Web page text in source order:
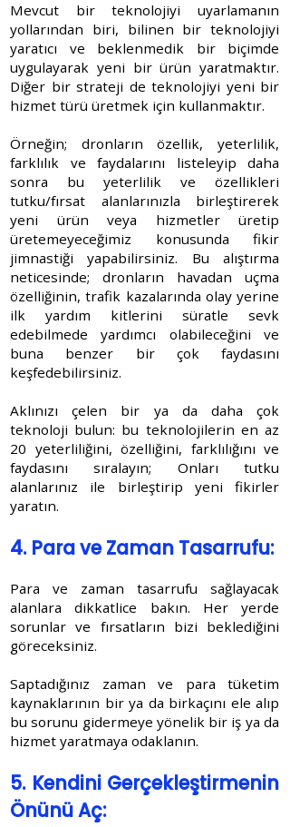
Mevcut bir teknolojiyi uyarlamanın
yollarından biri, bilinen bir teknolojiyi
yaratıcı ve beklenmedik bir biçimde
uygulayarak yeni bir ürün yaratmaktır.
Diğer bir strateji de teknolojiyi yeni bir
hizmet türü üretmek için kullanmaktır.
Örneğin; dronların özellik, yeterlilik,
farklılık ve faydalarını listeleyip daha
sonra bu yeterlilik ve özellikleri
tutku/fırsat alanlarınızla birleştirerek
yeni ürün veya hizmetler üretip
üretemeyeceğimiz konusunda fikir
jimnastiği yapabilirsiniz. Bu alıştırma
neticesinde; dronların havadan uçma
özelliğinin, trafik kazalarında olay yerine
ilk yardım kitlerini süratle sevk
edebilmede yardımcı olabileceğini ve
buna benzer bir çok faydasını
keşfedebilirsiniz.
Aklınızı çelen bir ya da daha çok
teknoloji bulun: bu teknolojilerin en az
20 yeterliliğini, özelliğini, farklılığını ve
faydasını sıralayın; Onları tutku
alanlarınız ile birleştirip yeni fikirler
yaratın.
4. Para ve Zaman Tasarrufu:
Para ve zaman tasarrufu sağlayacak
alanlara dikkatlice bakın. Her yerde
sorunlar ve fırsatların bizi beklediğini
göreceksiniz.
Saptadığınız zaman ve para tüketim
kaynaklarının bir ya da birkaçını ele alıp
bu sorunu gidermeye yönelik bir iş ya da
hizmet yaratmaya odaklanın.
5. Kendini Gerçekleştirmenin
Önünü Aç: